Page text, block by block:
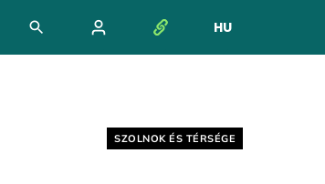
HU
NYELV
Helyszín címkék:
SZOLNOK ÉS TÉRSÉGE